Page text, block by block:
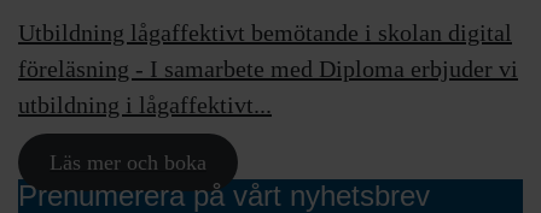
Utbildning lågaffektivt bemötande i skolan digital
föreläsning - I samarbete med Diploma erbjuder vi
utbildning i lågaffektivt...
Läs mer och boka
Prenumerera på vårt nyhetsbrev